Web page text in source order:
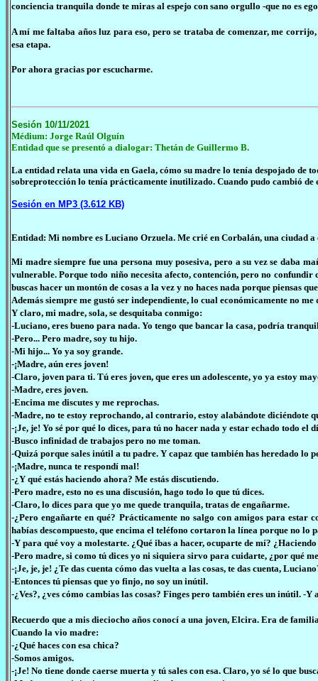
conciencia tranquila donde te miras al espejo con sano orgullo -que no es
A mí me faltaba años luz para eso, pero se trataba de comenzar, me
esa etapa.
Por ahora gracias por escucharme.
Sesión 10/11/2021
Médium: Jorge Raúl Olguín
Entidad que se presentó a dialogar: Thetán de Guillermo B.
La entidad relata una vida en Gaela, cómo su madre lo tenía despojado de
sobreprotección lo tenía prácticamente inutilizado. Cuando pudo cambió de
Sesión en MP3 (3.612 KB)
Entidad: Mi nombre es Luciano Orzuela. Me crié en Corbalán, una ciudad
Mi madre siempre fue una persona muy posesiva, pero a su vez se daba
vulnerable. Porque todo niño necesita afecto, contención, pero no
buscas hacer un montón de cosas a la vez y no haces nada porque piensas
Además siempre me gustó ser independiente, lo cual económicamente no me
Y claro, mi madre, sola, se desquitaba conmigo:
-Luciano, eres bueno para nada. Yo tengo que bancar la casa, podría
-Pero... Pero madre, soy tu hijo.
-Mi hijo... Yo ya soy grande.
-¡Madre, aún eres joven!
-Claro, joven para ti. Tú eres joven, que eres un adolescente, yo ya estoy
-Madre, eres joven.
-Encima me discutes y me reprochas.
-Madre, no te estoy reprochando, al contrario, estoy alabándote diciéndote
-¡Je, je! Yo sé por qué lo dices, para tú no hacer nada y estar echado todo el
-Busco infinidad de trabajos pero no me toman.
-Quizá porque sales inútil a tu padre. Y capaz que también has heredado lo
-¡Madre, nunca te respondí mal!
-¿Y qué estás haciendo ahora? Me estás discutiendo.
-Pero madre, esto no es una discusión, hago todo lo que tú dices.
-Claro, lo dices para que yo me quede tranquila, tratas de engañarme.
-¿Pero engañarte en qué? Prácticamente no salgo con amigos para
habías descompuesto, que encima el teléfono cortaron la línea porque no lo
-Y para qué voy a molestarte. ¿Qué ibas a hacer, ocuparte de mí?
-Pero madre, si como tú dices yo ni siquiera sirvo para cuidarte, ¿por qué
-¡Je, je, je! ¿Te das cuenta cómo das vuelta a las cosas, te das cuenta,
-Entonces tú piensas que yo finjo, no soy un inútil.
-¿Ves?, ¿ves cómo cambias las cosas? Finges pero también eres un inútil. -
Recuerdo que a mis dieciocho años conocí a una joven, Elcira. Era de
Cuando la vio madre:
-¿Qué haces con esa chica?
-Somos amigos.
-¡Je! No tiene donde caerse muerta y tú sales con esa. Claro, yo sé lo que